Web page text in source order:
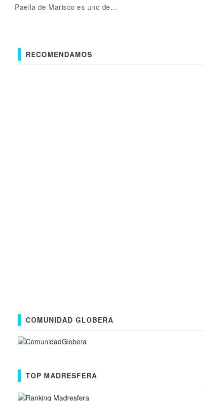
Paella de Marisco es uno de...
RECOMENDAMOS
COMUNIDAD GLOBERA
TOP MADRESFERA